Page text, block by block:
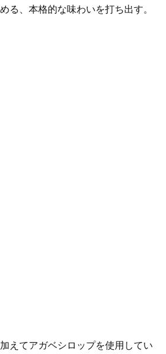
る、本格的な味わいを打ち出す。
えてアガベシロップを使用してい